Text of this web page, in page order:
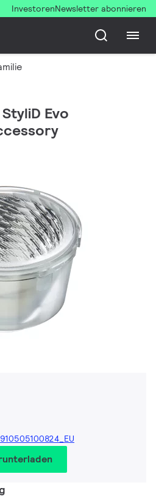
InvestorenNewsletter abonnieren
Evo